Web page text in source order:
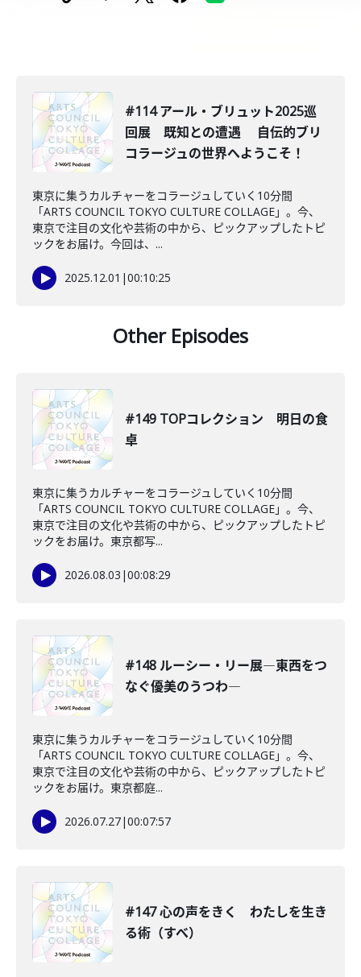
#114 アール・ブリュット2025巡
回展 既知との遭遇 自伝的ブリ
コラージュの世界へようこそ！
東京に集うカルチャーをコラージュしていく10分間
「ARTS COUNCIL TOKYO CULTURE COLLAGE」。今、
東京で注目の文化や芸術の中から、ピックアップしたトピ
ックをお届け。今回は、...
2025.12.01 |00:10:25
Other Episodes
#149 TOPコレクション 明日の食
卓
東京に集うカルチャーをコラージュしていく10分間
「ARTS COUNCIL TOKYO CULTURE COLLAGE」。今、
東京で注目の文化や芸術の中から、ピックアップしたトピ
ックをお届け。東京都写...
2026.08.03 |00:08:29
#148 ルーシー・リー展―東西をつ
なぐ優美のうつわ―
東京に集うカルチャーをコラージュしていく10分間
「ARTS COUNCIL TOKYO CULTURE COLLAGE」。今、
東京で注目の文化や芸術の中から、ピックアップしたトピ
ックをお届け。東京都庭...
2026.07.27|00:07:57
#147 心の声をきく わたしを生き
る術（すべ）